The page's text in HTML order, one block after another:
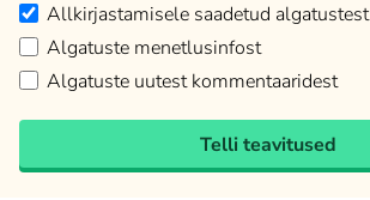
Allkirjastamisele saadetud algatustest
Algatuste menetlusinfost
Algatuste uutest kommentaaridest
Telli teavitused